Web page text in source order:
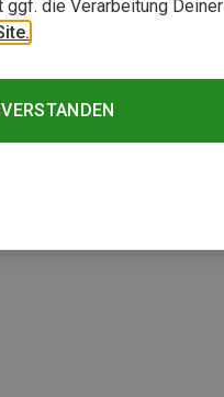
die Verarbeitung Deiner